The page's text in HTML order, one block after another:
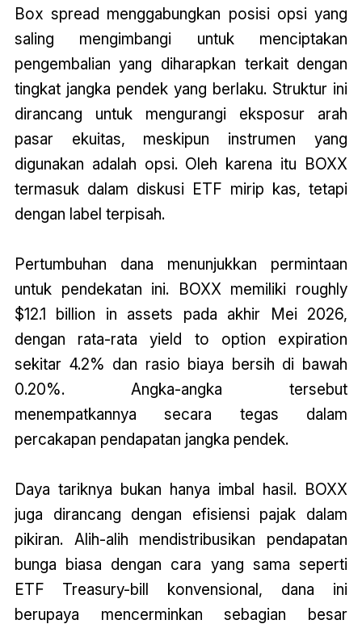
Box spread menggabungkan posisi opsi yang
saling mengimbangi untuk menciptakan
pengembalian yang diharapkan terkait dengan
tingkat jangka pendek yang berlaku. Struktur ini
dirancang untuk mengurangi eksposur arah
pasar ekuitas, meskipun instrumen yang
digunakan adalah opsi. Oleh karena itu BOXX
termasuk dalam diskusi ETF mirip kas, tetapi
dengan label terpisah.
Pertumbuhan dana menunjukkan permintaan
untuk pendekatan ini. BOXX memiliki roughly
$12.1 billion in assets pada akhir Mei 2026,
dengan rata-rata yield to option expiration
sekitar 4.2% dan rasio biaya bersih di bawah
0.20%. Angka-angka tersebut
menempatkannya secara tegas dalam
percakapan pendapatan jangka pendek.
Daya tariknya bukan hanya imbal hasil. BOXX
juga dirancang dengan efisiensi pajak dalam
pikiran. Alih-alih mendistribusikan pendapatan
bunga biasa dengan cara yang sama seperti
ETF Treasury-bill konvensional, dana ini
berupaya mencerminkan sebagian besar